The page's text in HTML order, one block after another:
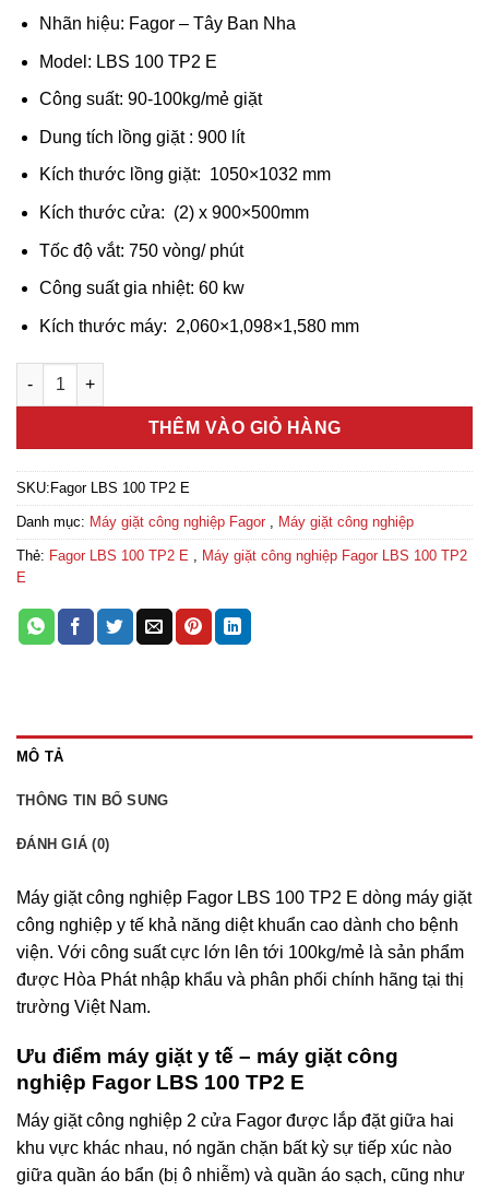
Nhãn hiệu: Fagor – Tây Ban Nha
Model: LBS 100 TP2 E
Công suất: 90-100kg/mẻ giặt
Dung tích lồng giặt : 900 lít
Kích thước lồng giặt: 1050×1032 mm
Kích thước cửa: (2) x 900×500mm
Tốc độ vắt: 750 vòng/ phút
Công suất gia nhiệt: 60 kw
Kích thước máy: 2,060×1,098×1,580 mm
Máy giặt công nghiệp Fagor LBS 100 TP2 E số lượng
THÊM VÀO GIỎ HÀNG
SKU: Fagor LBS 100 TP2 E
Danh mục: Máy giặt công nghiệp Fagor , Máy giặt công nghiệp
Thẻ: Fagor LBS 100 TP2 E , Máy giặt công nghiệp Fagor LBS 100 TP2
E
MÔ TẢ
THÔNG TIN BỔ SUNG
ĐÁNH GIÁ (0)
Máy giặt công nghiệp Fagor LBS 100 TP2 E dòng máy giặt
công nghiệp y tế khả năng diệt khuẩn cao dành cho bệnh
viện. Với công suất cực lớn lên tới 100kg/mẻ là sản phẩm
được Hòa Phát nhập khẩu và phân phối chính hãng tại thị
trường Việt Nam.
Ưu điểm máy giặt y tế – máy giặt công
nghiệp Fagor LBS 100 TP2 E
Máy giặt công nghiệp 2 cửa Fagor được lắp đặt giữa hai
khu vực khác nhau, nó ngăn chặn bất kỳ sự tiếp xúc nào
giữa quần áo bẩn (bị ô nhiễm) và quần áo sạch, cũng như